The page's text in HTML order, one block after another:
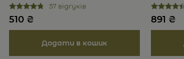
57 відгуків
510 ₴ 891 ₴